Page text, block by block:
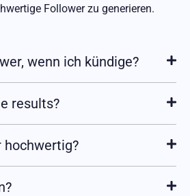
Follower zu generieren.
wenn ich kündige?
results?
hochwertig?